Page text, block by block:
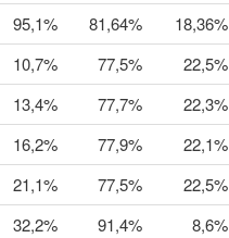
95,1% 81,64%
18,36%
10,7% 77,5%
22,5%
13,4% 77,7%
22,3%
16,2% 77,9%
22,1%
21,1% 77,5%
22,5%
32,2% 91,4%
8,6%